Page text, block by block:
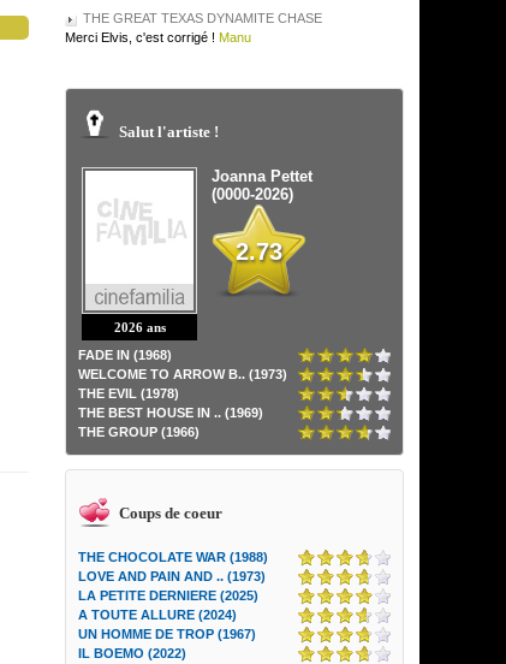
THE GREAT TEXAS DYNAMITE CHASE
Merci Elvis, c'est corrigé ! Manu
Salut l'artiste !
2026 ans
Joanna Pettet
(0000-2026)
2.73
FADE IN (1968)
WELCOME TO ARROW B.. (1973)
THE EVIL (1978)
THE BEST HOUSE IN .. (1969)
THE GROUP (1966)
Coups de coeur
THE CHOCOLATE WAR (1988)
LOVE AND PAIN AND .. (1973)
LA PETITE DERNIERE (2025)
A TOUTE ALLURE (2024)
UN HOMME DE TROP (1967)
IL BOEMO (2022)